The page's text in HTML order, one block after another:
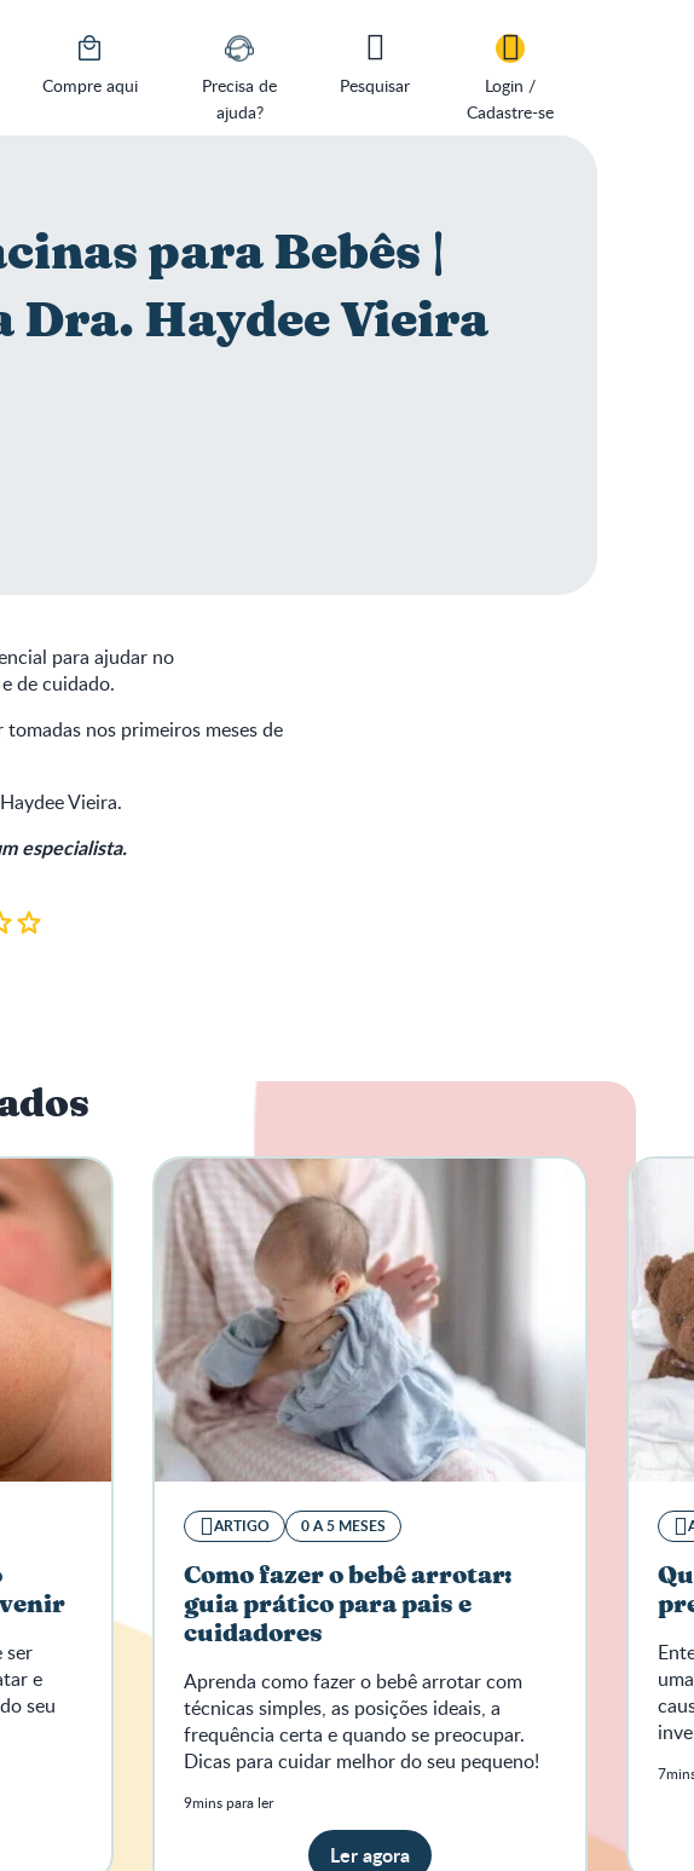
Compre aqui
Precisa de
ajuda?
Pesquisar
Login /
Cadastre-se
para Bebês |
Dra. Haydee Vieira
para ajudar no
de cuidado.
nos primeiros meses de
Vieira.
especialista.
ser
e
seu
ARTIGO 0 A 5 MESES
Como fazer o bebê arrotar:
guia prático para pais e
cuidadores
Aprenda como fazer o bebê arrotar com
técnicas simples, as posições ideais, a
frequência certa e quando se preocupar.
Dicas para cuidar melhor do seu pequeno!
9mins para ler
Ler agora